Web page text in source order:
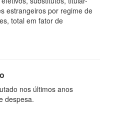
estrangeiros por regime de
total em fator de
nos últimos anos
despesa.